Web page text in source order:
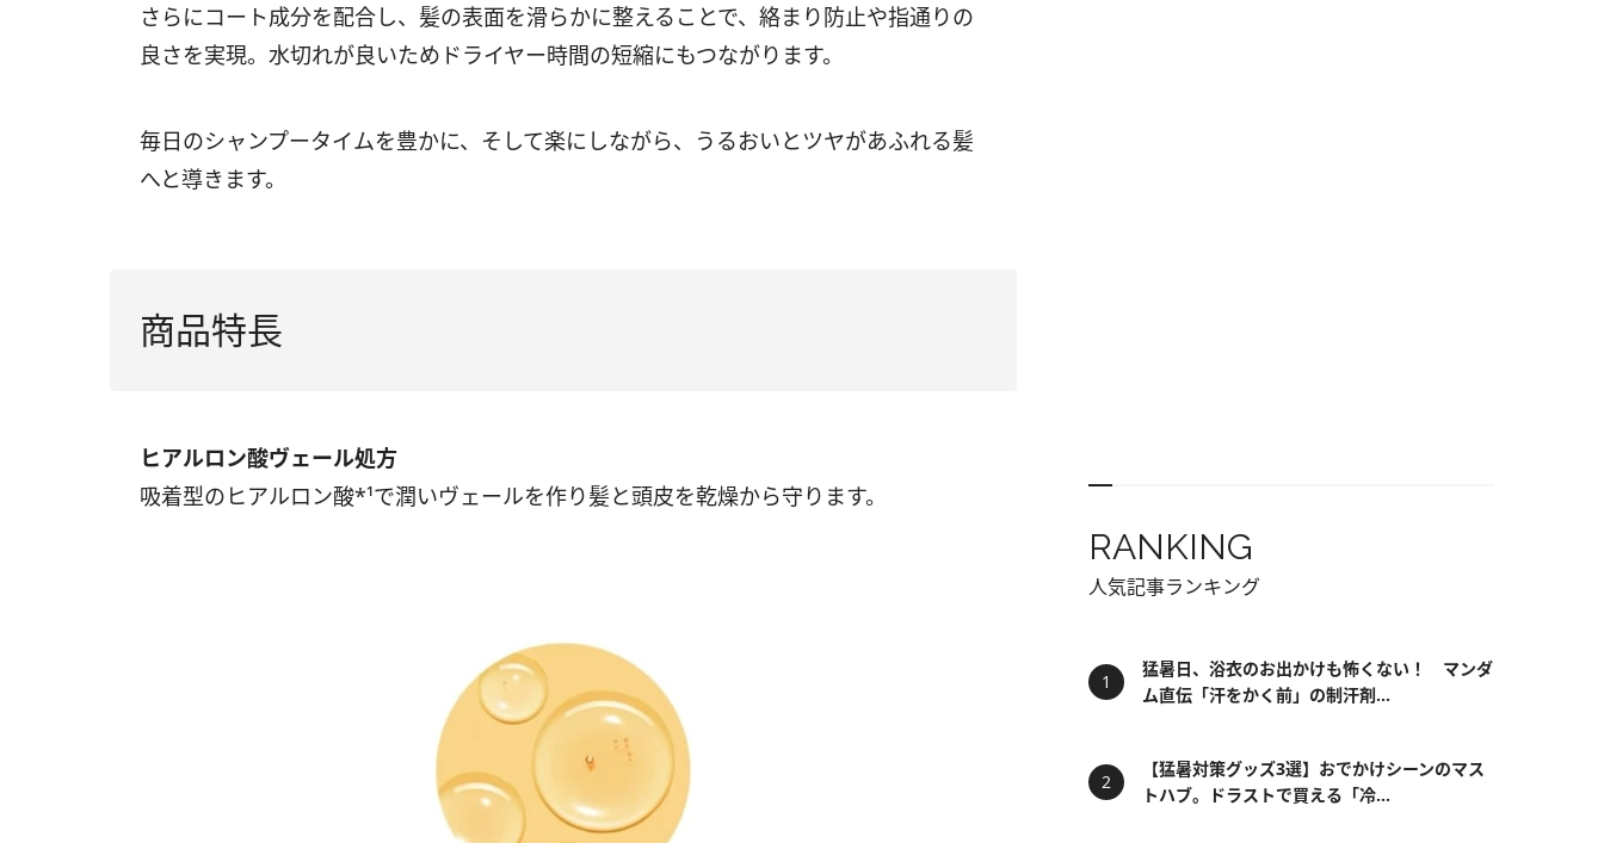
さらにコート成分を配合し、髪の表面を滑らかに整えることで、絡まり防止や指通りの
良さを実現。水切れが良いためドライヤー時間の短縮にもつながります。
毎日のシャンプータイムを豊かに、そして楽にしながら、うるおいとツヤがあふれる髪
へと導きます。
商品特長
ヒアルロン酸ヴェール処方
吸着型のヒアルロン酸*¹で潤いヴェールを作り髪と頭皮を乾燥から守ります。
RANKING
人気記事ランキング
猛暑日、浴衣のお出かけも怖くない！ マンダ
ム直伝「汗をかく前」の制汗剤...
【猛暑対策グッズ3選】おでかけシーンのマス
トハブ。ドラストで買える「冷...